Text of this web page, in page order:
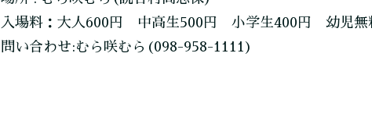
入場料：大人600円 中高生500円 小学生400円 幼児無
問い合わせ:むら咲むら(098-958-1111)